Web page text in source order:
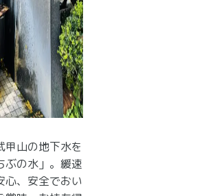
甲山の地下水を
ぶの水」。緩速
心、安全でおい